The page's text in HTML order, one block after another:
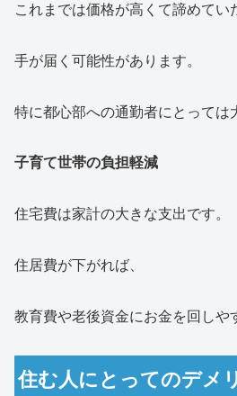
これまでは価格が高くて諦めてい
手が届く可能性があります。
特に都心部への通勤者にとっては
子育て世帯の負担軽減
住宅費は家計の大きな支出です。
住居費が下がれば、
教育費や老後資金にお金を回しや
住む人にとってのデメ